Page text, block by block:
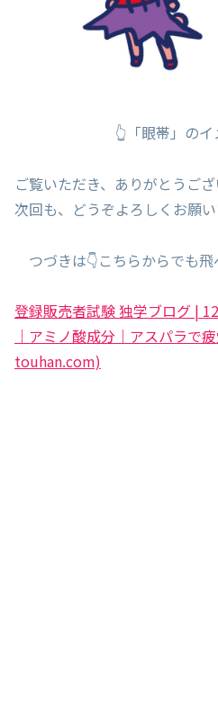
👆「眼帯」のイメー
ご覧いただき、ありがとうござ
次回も、どうぞよろしくお願い
つづきは👇こちらからでも飛
登録販売者試験 独学ブログ |
｜アミノ酸成分｜アスパラで
touhan.com)